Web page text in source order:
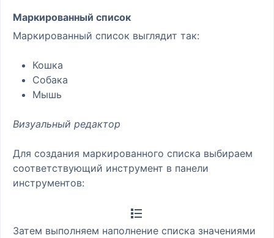
Маркированный список
Маркированный список выглядит так:
Кошка
Собака
Мышь
Визуальный редактор
Для создания маркированного списка выбираем
соответствующий инструмент в панели
инструментов:
Затем выполняем наполнение списка значениями